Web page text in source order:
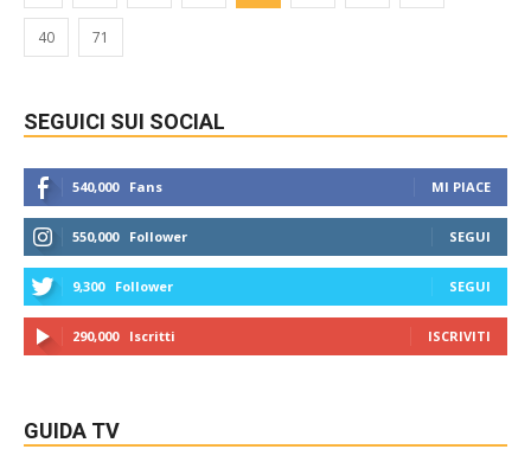
40 71
SEGUICI SUI SOCIAL
540,000 Fans MI PIACE
550,000 Follower SEGUI
9,300 Follower SEGUI
290,000 Iscritti ISCRIVITI
GUIDA TV